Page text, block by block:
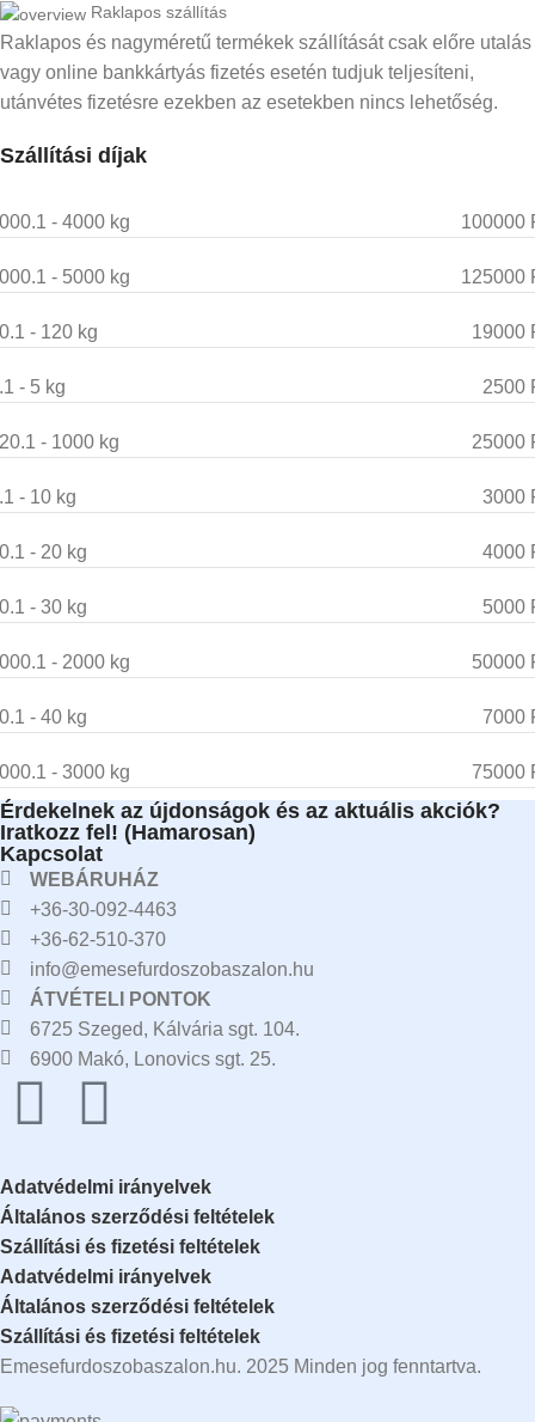
Raklapos szállítás
Raklapos és nagyméretű termékek szállítását csak előre utalás
vagy online bankkártyás fizetés esetén tudjuk teljesíteni,
utánvétes fizetésre ezekben az esetekben nincs lehetőség.
Szállítási díjak
- 4000 kg 100000
- 5000 kg 125000
- 120 kg 19000
- 5 kg 2500
- 1000 kg 25000
- 10 kg 3000
- 20 kg 4000
- 30 kg 5000
- 2000 kg 50000
- 40 kg 7000
- 3000 kg 75000
Érdekelnek az újdonságok és az aktuális akciók?
Iratkozz fel! (Hamarosan)
Kapcsolat
WEBÁRUHÁZ
+36-30-092-4463
+36-62-510-370
info@emesefurdoszobaszalon.hu
ÁTVÉTELI PONTOK
6725 Szeged, Kálvária sgt. 104.​
6900 Makó, Lonovics sgt. 25.
Adatvédelmi irányelvek
Általános szerződési feltételek
Szállítási és fizetési feltételek
Adatvédelmi irányelvek
Általános szerződési feltételek
Szállítási és fizetési feltételek
Emesefurdoszobaszalon.hu. 2025 Minden jog fenntartva.